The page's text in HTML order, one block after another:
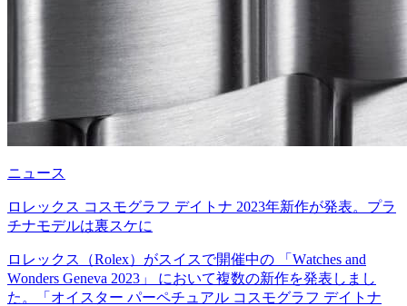
ニュース
ロレックス コスモグラフ デイトナ 2023年新作が発表。プラ
チナモデルは裏スケに
ロレックス（Rolex）がスイスで開催中の 「Watches and
Wonders Geneva 2023」 において複数の新作を発表しまし
た。「オイスター パーペチュアル コスモグラフ デイトナ